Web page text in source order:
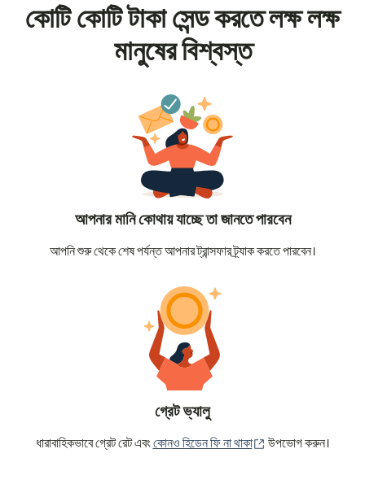
কোটি কোটি টাকা সেন্ড করতে লক্ষ লক্ষ
মানুষের বিশ্বস্ত
আপনার মানি কোথায় যাচ্ছে তা জানতে পারবেন
আপনি শুরু থেকে শেষ পর্যন্ত আপনার ট্রান্সফার ট্র্যাক করতে পারবেন।
গ্রেট ভ্যালু
ধারাবাহিকভাবে গ্রেট রেট এবংকোনও হিডেন ফি না থাকা (নতুন উইন্ডোতে খুলবে)
উপভোগ করুন।